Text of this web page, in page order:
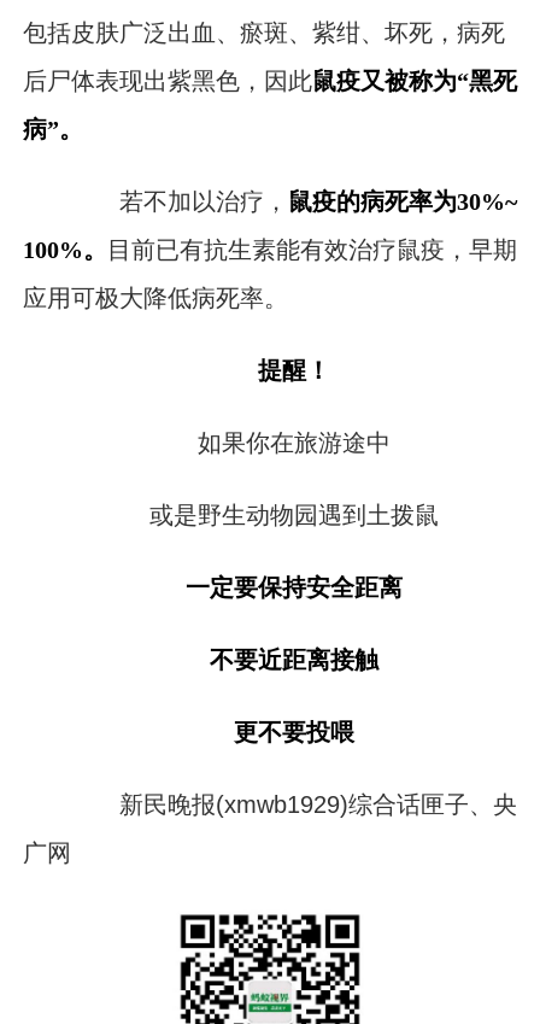
包括皮肤广泛出血、瘀斑、紫绀、坏死，病死
后尸体表现出紫黑色，因此鼠疫又被称为“黑死
病”。
若不加以治疗， 鼠疫的病死率为30%~
100%。
目前已有抗生素能有效治疗鼠疫，早期
应用可极大降低病死率。
提醒！
如果你在旅游途中
或是野生动物园遇到土拨鼠
一定要保持安全距离
不要近距离接触
更不要投喂
新民晚报(xmwb1929)综合话匣子、央
广网